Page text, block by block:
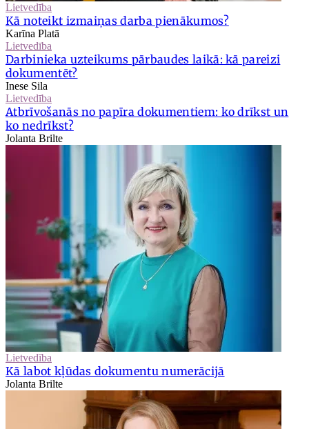
Lietvedība
Kā noteikt izmaiņas darba pienākumos?
Karīna Platā
Lietvedība
Darbinieka uzteikums pārbaudes laikā: kā pareizi
dokumentēt?
Inese Sila
Lietvedība
Atbrīvošanās no papīra dokumentiem: ko drīkst un
ko nedrīkst?
Jolanta Brilte
Lietvedība
Kā labot kļūdas dokumentu numerācijā
Jolanta Brilte